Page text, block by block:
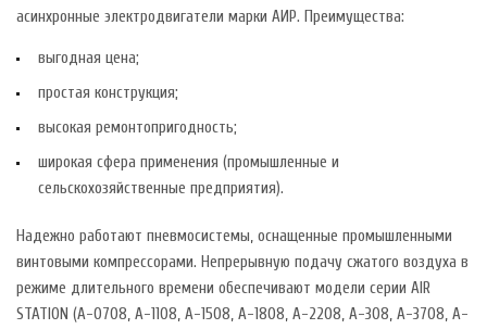
асинхронные электродвигатели марки АИР. Преимущества:
выгодная цена;
простая конструкция;
высокая ремонтопригодность;
широкая сфера применения (промышленные и
сельскохозяйственные предприятия).
Надежно работают пневмосистемы, оснащенные промышленными
винтовыми компрессорами. Непрерывную подачу сжатого воздуха в
режиме длительного времени обеспечивают модели серии AIR
STATION (A-0708, A-1108, A-1508, A-1808, A-2208, A-308, A-3708, A-